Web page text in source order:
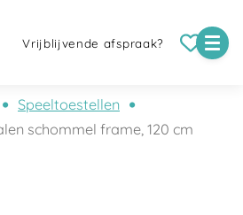
Vrijblijvende afspraak?
Speeltoestellen
schommel frame, 120 cm